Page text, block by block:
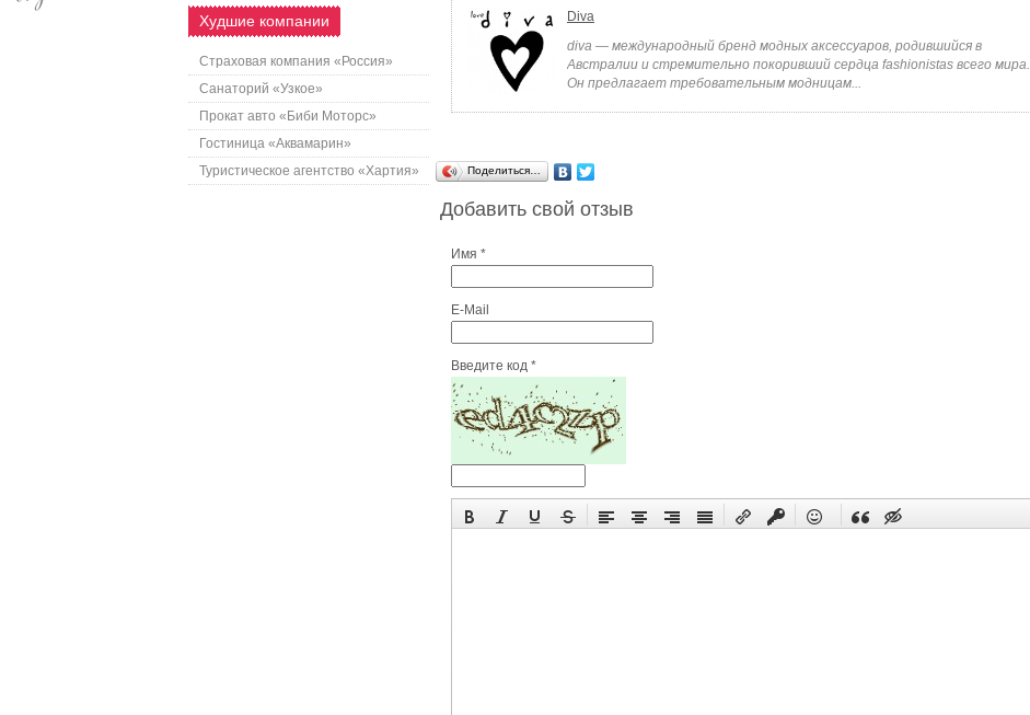
Худшие компании
Страховая компания «Россия»
Санаторий «Узкое»
Прокат авто «Биби Моторс»
Гостиница «Аквамарин»
Туристическое агентство «Хартия»
Diva
diva — международный бренд модных аксессуаров, родившийся в
Австралии и стремительно покоривший сердца fashionistas всего мира.
Он предлагает требовательным модницам...
Поделиться…
Добавить свой отзыв
Имя *
E-Mail
Введите код *